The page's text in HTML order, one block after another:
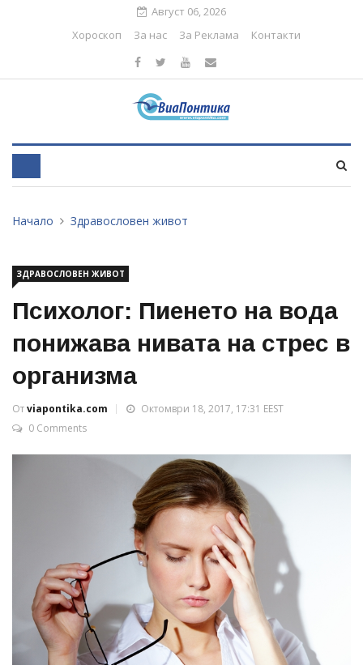
Август 06, 2026
Хороскоп
За нас За Реклама Контакти
Начало Здравословен живот
ЗДРАВОСЛОВЕН ЖИВОТ
Психолог: Пиенето на вода
понижава нивата на стрес в
организма
Отviapontika.com
Октомври 18, 2017, 17:31 EEST
0 Comments